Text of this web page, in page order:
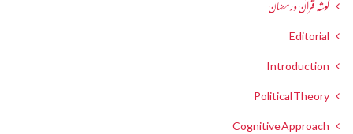
گوشہ قرآن و رمضان
Editorial
Introduction
Political Theory
Cognitive Approach